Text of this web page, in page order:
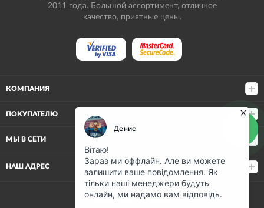
2011 года. Большой ассортимент, отличное
качество, приятные цены.
КОМПАНИЯ
ПОКУПАТЕЛЮ
МЫ В СЕТИ
НАШ АДРЕС
(068) 80-500-80